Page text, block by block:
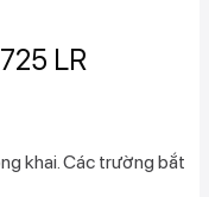
LR
khai. Các trường bắt